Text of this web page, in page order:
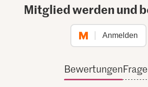
Mitglied werden und
Anmelden
Bewertungen